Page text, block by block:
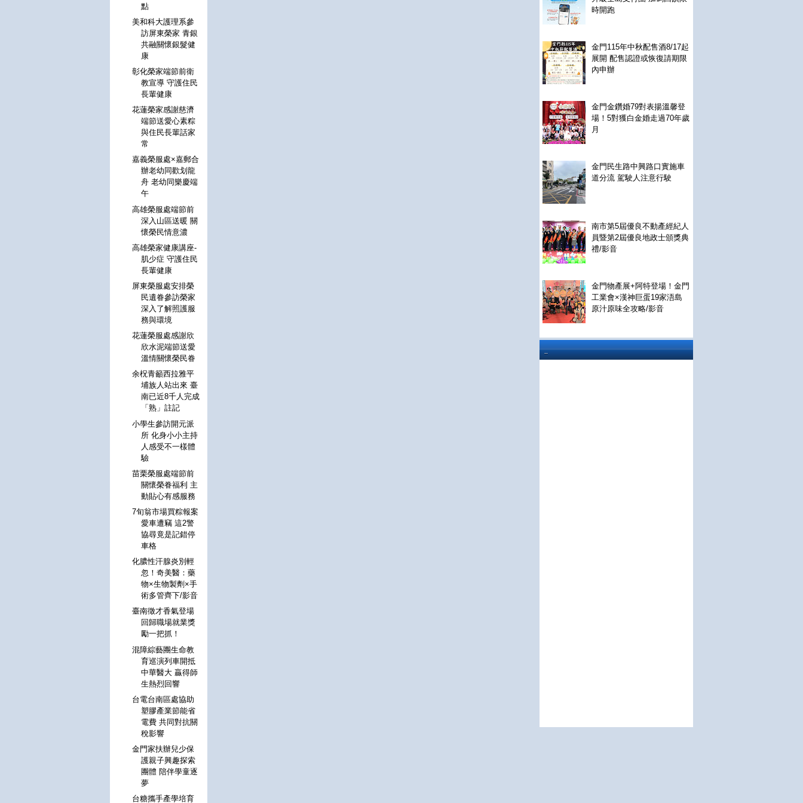
時開跑
金門115年中秋配售酒8/17起
展開 配售認證或恢復請期限
內申辦
金門金鑽婚79對表揚溫馨登
場！5對獲白金婚走過70年歲
月
金門民生路中興路口實施車
道分流 駕駛人注意行駛
南市第5屆優良不動產經紀人
員暨第2屆優良地政士頒獎典
禮/影音
金門物產展+阿特登場！金門
工業會×漢神巨蛋19家浯島
原汁原味全攻略/影音
..
點
美和科大護理系參
訪屏東榮家 青銀
共融關懷銀髮健
康
彰化榮家端節前衛
教宣導 守護住民
長輩健康
花蓮榮家感謝慈濟
端節送愛心素粽
與住民長輩話家
常
嘉義榮服處×嘉郵合
辦老幼同歡划龍
舟 老幼同樂慶端
午
高雄榮服處端節前
深入山區送暖 關
懷榮民情意濃
高雄榮家健康講座-
肌少症 守護住民
長輩健康
屏東榮服處安排榮
民遺眷參訪榮家
深入了解照護服
務與環境
花蓮榮服處感謝欣
欣水泥端節送愛
溫情關懷榮民眷
余柷青籲西拉雅平
埔族人站出來 臺
南已近8千人完成
「熟」註記
小學生參訪開元派
所 化身小小主持
人感受不一樣體
驗
苗栗榮服處端節前
關懷榮眷福利 主
動貼心有感服務
7旬翁市場買粽報案
愛車遭竊 這2警
協尋竟是記錯停
車格
化膿性汗腺炎別輕
忽！奇美醫：藥
物×生物製劑×手
術多管齊下/影音
臺南徵才香氣登場
回歸職場就業獎
勵一把抓！
混障綜藝團生命教
育巡演列車開抵
中華醫大 贏得師
生熱烈回響
台電台南區處協助
塑膠產業節能省
電費 共同對抗關
稅影響
金門家扶辦兒少保
護親子興趣探索
團體 陪伴學童逐
夢
台糖攜手產學培育